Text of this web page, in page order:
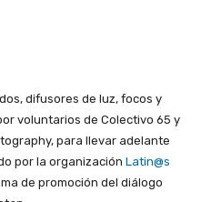
difusores de luz, focos y
voluntarios de Colectivo 65 y
para llevar adelante
por la organización Latin@s
de promoción del diálogo